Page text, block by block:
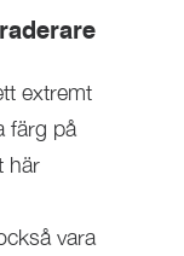
extremt
färg på
här
vara